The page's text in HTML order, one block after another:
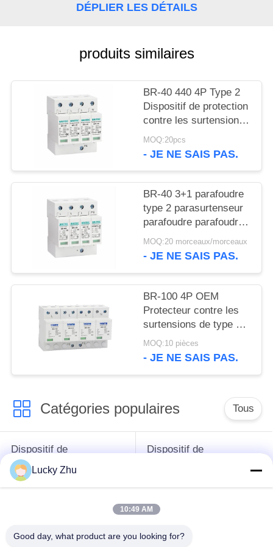
DU
POLITIQUE
CONFIDENTIALITÉ
DÉPLIER LES DÉTAILS
produits similaires
BR-40 440 4P Type 2
Dispositif de protection
contre les surtensions
de 40ka SPD T2
Protection contre les
surtensions ac 440V
Surtensions de type 2
Protecteurs contre les
MOQ:20pcs
- JE NE SAIS PAS.
BR-40 3+1 parafoudre
type 2 parasurtenseur
parafoudre parafoudre
absorbeur de
surtension SPD AC DC
protection contre les
surtensions SPD
MOQ:20 morceaux/morceaux
- JE NE SAIS PAS.
BR-100 4P OEM
Protecteur contre les
surtensions de type 2
Dispositif de protection
contre les surtensions
MOQ:10 pièces
- JE NE SAIS PAS.
Catégories populaires Tous
Dispositif de
protection de montée
subite
Dispositif de
montées subites
Type de dispositif de
subite 3
Lucky Zhu
10:49 AM
Good day, what product are you looking for?